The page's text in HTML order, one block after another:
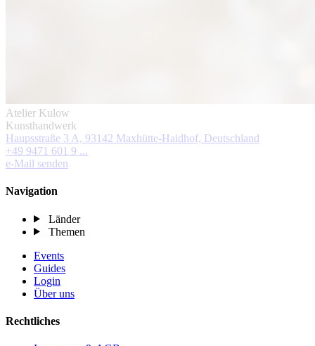
Atelier Kulow
Kunsthandwerk
Haupsstraße 3 A, 93142 Maxhütte-Haidhof, Deutschland
+49 9471 601 9 ...
e-Mail senden
Navigation
Länder
Themen
Events
Guides
Login
Über uns
Rechtliches